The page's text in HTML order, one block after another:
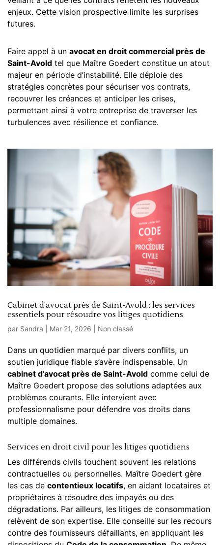
enjeux. Cette vision prospective limite les surprises
futures.
Faire appel à un avocat en droit commercial près de
Saint-Avold tel que Maître Goedert constitue un atout
majeur en période d’instabilité. Elle déploie des
stratégies concrètes pour sécuriser vos contrats,
recouvrer les créances et anticiper les crises,
permettant ainsi à votre entreprise de traverser les
turbulences avec résilience et confiance.
Cabinet d’avocat près de Saint-Avold : les services
essentiels pour résoudre vos litiges quotidiens
par Sandra Mar 21, 2026 Non classé
Dans un quotidien marqué par divers conflits, un
soutien juridique fiable s’avère indispensable. Un
cabinet d’avocat près de Saint-Avold comme celui de
Maître Goedert propose des solutions adaptées aux
problèmes courants. Elle intervient avec
professionnalisme pour défendre vos droits dans
multiple domaines.
Services en droit civil pour les litiges quotidiens
Les différends civils touchent souvent les relations
contractuelles ou personnelles. Maître Goedert gère
les cas de contentieux locatifs, en aidant locataires et
propriétaires à résoudre des impayés ou des
dégradations. Par ailleurs, les litiges de consommation
relèvent de son expertise. Elle conseille sur les recours
contre des fournisseurs défaillants, en appliquant les